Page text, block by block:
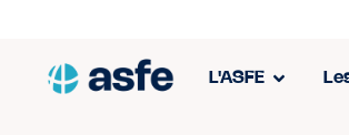
L'ASFE